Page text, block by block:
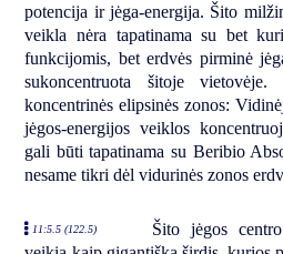
potencija ir jėga-energija. Šito
veikla nėra tapatinama su bet
funkcijomis, bet erdvės pirminė
sukoncentruota šitoje
koncentrinės elipsinės zonos:
jėgos-energijos veiklos
gali būti tapatinama su Beribio
nesame tikri dėl vidurinės zonos
11:5.5 (122.5) Šito jėgos centro